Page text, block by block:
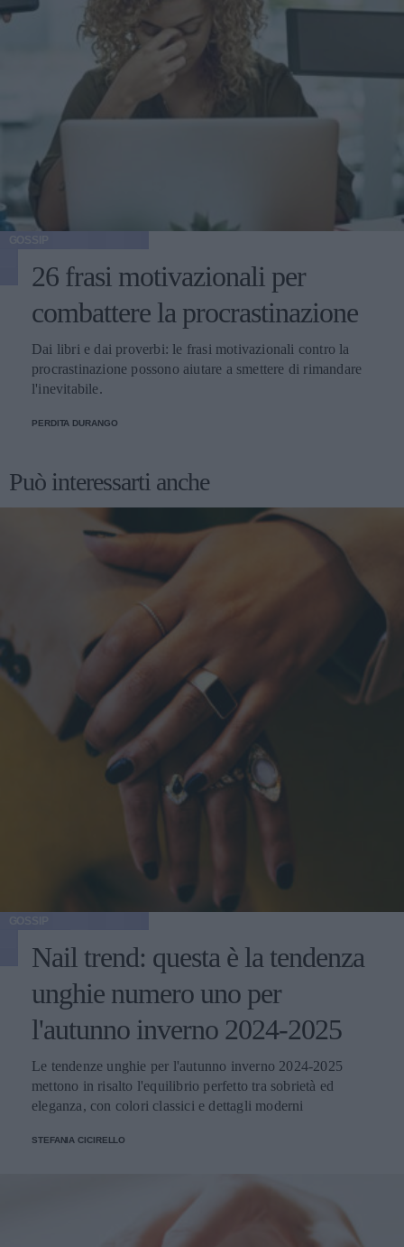
26 frasi motivazionali per
combattere la procrastinazione
Dai libri e dai proverbi: le frasi motivazionali contro la
procrastinazione possono aiutare a smettere di rimandare
l'inevitabile.
PERDITA DURANGO
Può interessarti anche
Nail trend: questa è la tendenza
unghie numero uno per
l'autunno inverno 2024-2025
Le tendenze unghie per l'autunno inverno 2024-2025
mettono in risalto l'equilibrio perfetto tra sobrietà ed
eleganza, con colori classici e dettagli moderni
STEFANIA CICIRELLO